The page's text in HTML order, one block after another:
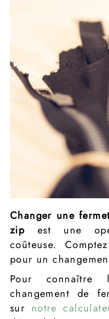
Changer une
zip est une
coûteuse.
pour un
Pour
changement de
sur notre